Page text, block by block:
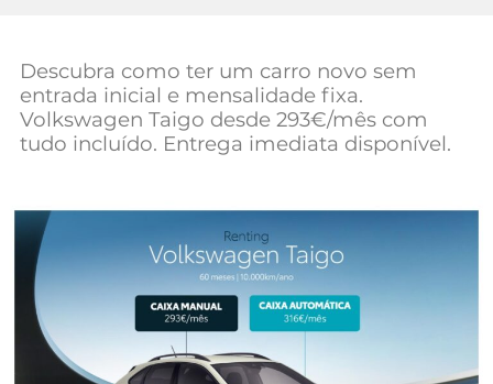
Mundial 2026
Descubra como ter um carro novo sem
entrada inicial e mensalidade fixa.
Volkswagen Taigo desde 293€/mês com
tudo incluído. Entrega imediata disponível.